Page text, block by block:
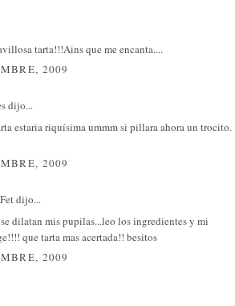
tarta!!!Ains que me encanta....
2009
dijo...
estaria riquísima ummm si pillara ahora un trocito.
2009
dijo...
dilatan mis pupilas...leo los ingredientes y mi
que tarta mas acertada!! besitos
2009